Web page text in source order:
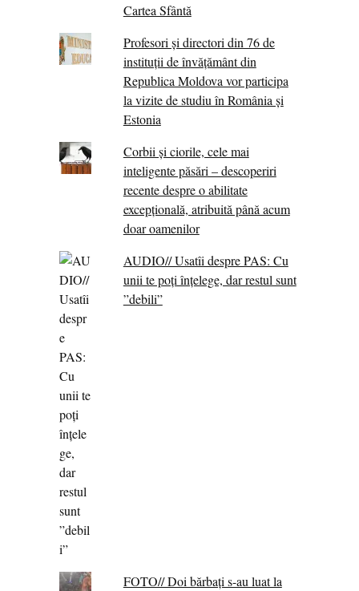
Cartea Sfântă
Profesori și directori din 76 de
instituții de învățământ din
Republica Moldova vor participa
la vizite de studiu în România și
Estonia
Corbii şi ciorile, cele mai
inteligente păsări – descoperiri
recente despre o abilitate
excepţională, atribuită până acum
doar oamenilor
AUDIO// Usatîi despre PAS: Cu
unii te poți înțelege, dar restul sunt
”debili”
FOTO// Doi bărbați s-au luat la